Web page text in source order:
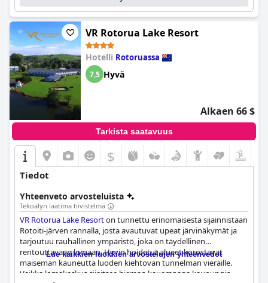
VR Rotorua Lake Resort
Hotelli Rotoruassa
7,5 Hyvä
Alkaen 66 $
Tarkista saatavuus
$
Tiedot
Yhteenveto arvosteluista
Tekoälyn laatima tiivistelmä
VR Rotorua Lake Resorton tunnettu erinomaisesta sijainnistaan
Rotoiti-järven rannalla, josta avautuvat upeat järvinäkymät ja
tarjoutuu rauhallinen ympäristö, joka on täydellinen
rentouttavaan lomaan. Hyvin hoidetut alueet korostavat
maiseman kauneutta luoden kiehtovan tunnelman vieraille.
Vaikka lomakeskus sijaitsee hieman kauempana kaupungin
Lue kaikkien luokkien arvostelujen yhteenvedot